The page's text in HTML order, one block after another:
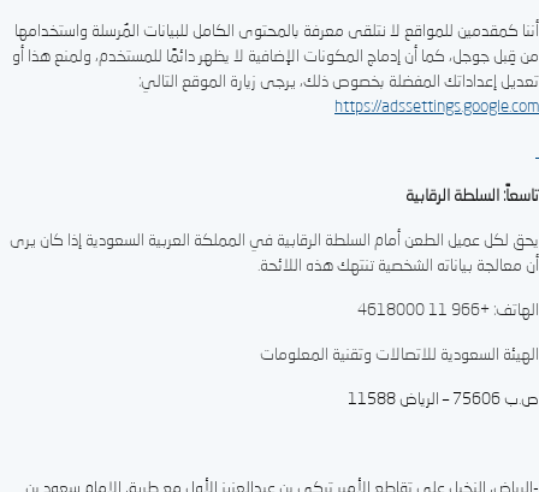
أننا كمقدمين للمواقع لا نتلقى معرفة بالمحتوى الكامل للبيانات المُرسلة واستخدامها
من قِبل جوجل، كما أن إدماج المكونات الإضافية لا يظهر دائمًا للمستخدم، ولمنع هذا أو
تعديل إعداداتك المفضلة بخصوص ذلك، يرجى زيارة الموقع التالي:
https://adssettings.google.com
تاسعاً: السلطة الرقابية
يحق لكل عميل الطعن أمام السلطة الرقابية في المملكة العربية السعودية إذا كان يرى
أن معالجة بياناته الشخصية تنتهك هذه اللائحة.
الهاتف: +966 11 4618000
الهيئة السعودية للاتصالات وتقنية المعلومات
ص.ب 75606 – الرياض 11588